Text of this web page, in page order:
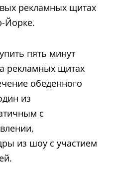
рекламных щитах
Йорке.
пять минут
рекламных щитах
обеденного
из
с
из шоу с участием